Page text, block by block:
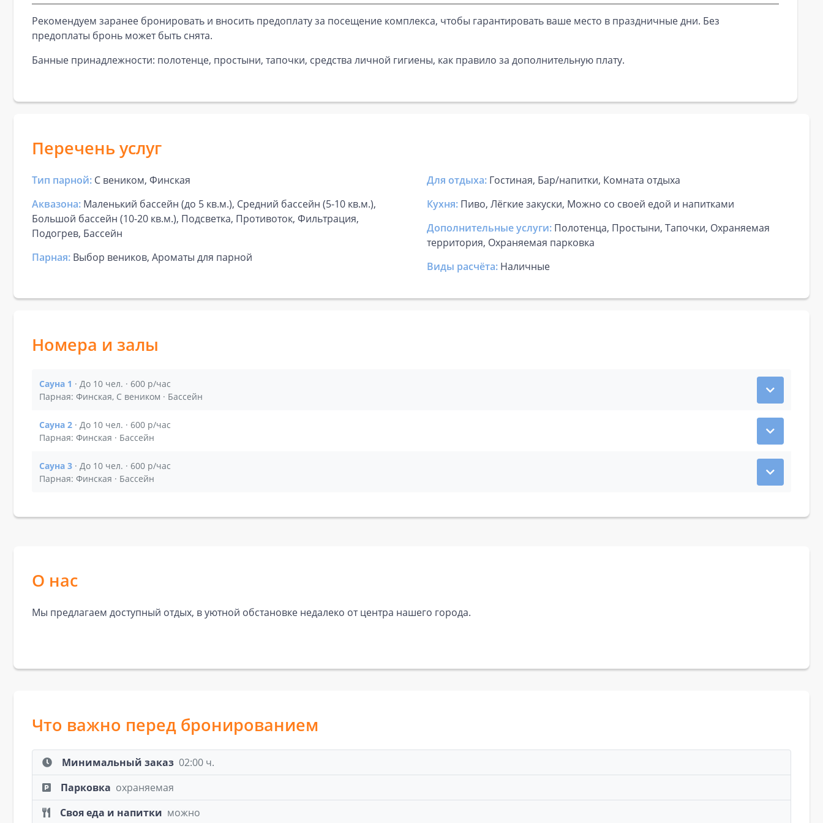
Рекомендуем заранее бронировать и вносить предоплату за посещение комплекса, чтобы гарантировать ваше место в праздничные дни. Без
предоплаты бронь может быть снята.
Банные принадлежности: полотенце, простыни, тапочки, средства личной гигиены, как правило за дополнительную плату.
Перечень услуг
Тип парной: С веником, Финская
Аквазона: Маленький бассейн (до 5 кв.м.), Средний бассейн (5-10 кв.м.),
Большой бассейн (10-20 кв.м.), Подсветка, Противоток, Фильтрация,
Подогрев, Бассейн
Парная: Выбор веников, Ароматы для парной
Для отдыха: Гостиная, Бар/напитки, Комната отдыха
Кухня: Пиво, Лёгкие закуски, Можно со своей едой и напитками
Дополнительные услуги: Полотенца, Простыни, Тапочки, Охраняемая
территория, Охраняемая парковка
Виды расчёта: Наличные
Номера и залы
Сауна 1 · До 10 чел. · 600 р/час
Парная: Финская, С веником · Бассейн
Показать подробности зала Сауна 1
Сауна 2 · До 10 чел. · 600 р/час
Парная: Финская · Бассейн
Показать подробности зала Сауна 2
Сауна 3 · До 10 чел. · 600 р/час
Парная: Финская · Бассейн
Показать подробности зала Сауна 3
О нас
Мы предлагаем доступный отдых, в уютной обстановке недалеко от центра нашего города.
Что важно перед бронированием
Минимальный заказ 02:00 ч.
Парковка охраняемая
Своя еда и напитки можно